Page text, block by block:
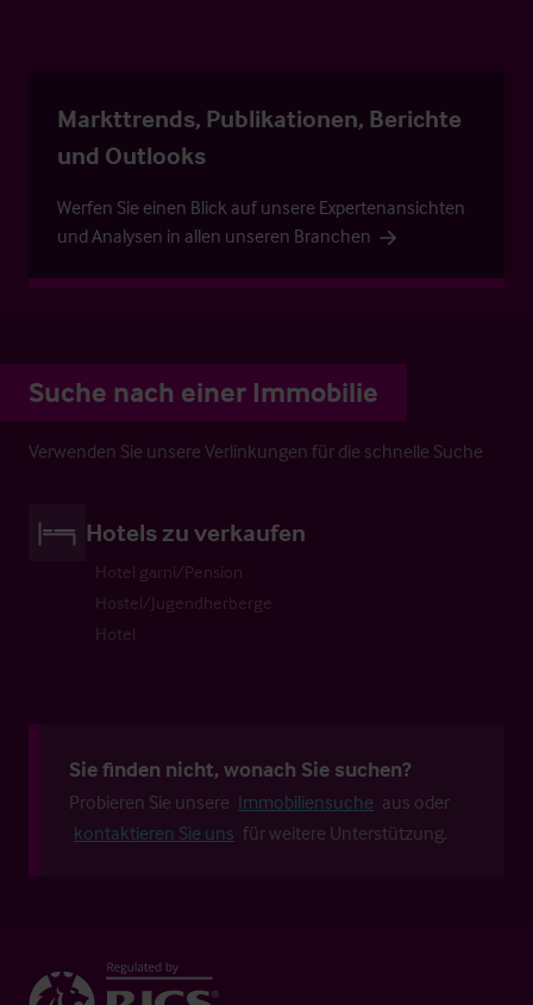
Markttrends, Publikationen, Berichte
und Outlooks
Werfen Sie einen Blick auf unsere Expertenansichten
und Analysen in allen unseren Branchen
Suche nach einer Immobilie
Verwenden Sie unsere Verlinkungen für die schnelle Suche
Hotels zu verkaufen
Hotel garni/Pension
Hostel/Jugendherberge
Hotel
Sie finden nicht, wonach Sie suchen?
Probieren Sie unsere Immobiliensuche aus oder
kontaktieren Sie uns für weitere Unterstützung.